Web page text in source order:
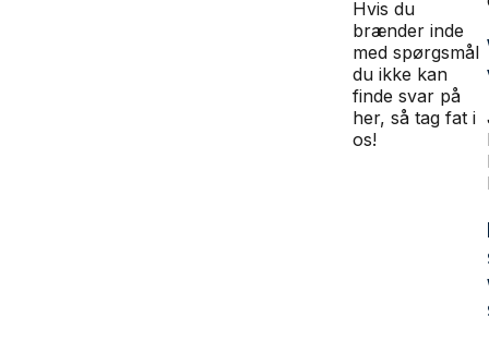
Hvis du
brænder inde
med spørgsmål
du ikke kan
finde svar på
her, så tag fat i
os!